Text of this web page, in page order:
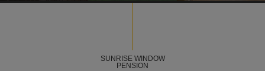
SUNRISE WINDOW
PENSION